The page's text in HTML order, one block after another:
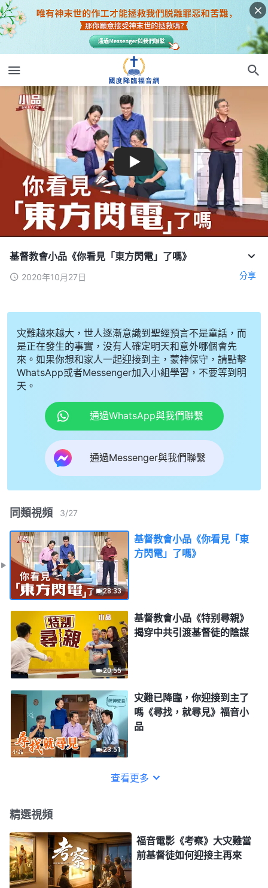
基督教會小品《你看見「東方閃電」了嗎》
2020年10月27日 分享
灾難越來越大，世人逐漸意識到聖經預言不是童話，而
是正在發生的事實，没有人確定明天和意外哪個會先
來。如果你想和家人一起迎接到主，蒙神保守，請點擊
WhatsApp或者Messenger加入小組學習，不要等到明
天。
通過WhatsApp與我們聯繫
通過Messenger與我們聯繫
同類視頻 3/27
28:33
基督教會小品《你看見「東
方閃電」了嗎》
20:55
基督教會小品《特别尋親》
揭穿中共引渡基督徒的陰謀
23:51
灾難已降臨，你迎接到主了
嗎《尋找，就尋見》福音小
品
查看更多
精選視頻
福音電影《考察》大灾難當
前基督徒如何迎接主再來